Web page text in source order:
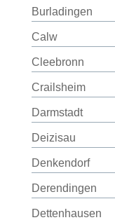
Burladingen
Calw
Cleebronn
Crailsheim
Darmstadt
Deizisau
Denkendorf
Derendingen
Dettenhausen